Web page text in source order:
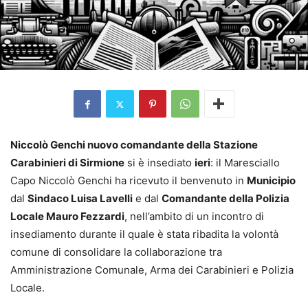
Niccolò Genchi nuovo comandante della Stazione
Carabinieri di Sirmione si è insediato ieri: il Maresciallo
Capo Niccolò Genchi ha ricevuto il benvenuto in Municipio
dal Sindaco Luisa Lavelli e dal Comandante della Polizia
Locale Mauro Fezzardi, nell’ambito di un incontro di
insediamento durante il quale è stata ribadita la volontà
comune di consolidare la collaborazione tra
Amministrazione Comunale, Arma dei Carabinieri e Polizia
Locale.